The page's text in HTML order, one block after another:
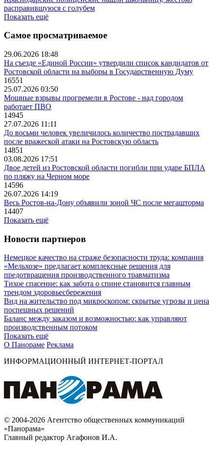
расправившуюся с голубем
Показать ещё
Самое просматриваемое
29.06.2026 18:48
На съезде «Единой России» утвердили список кандидатов от
Ростовской области на выборы в Государственную Думу
16551
25.07.2026 03:50
Мощные взрывы прогремели в Ростове - над городом
работает ПВО
14945
27.07.2026 11:11
До восьми человек увеличилось количество пострадавших
после вражеской атаки на Ростовскую область
14851
03.08.2026 17:51
Двое детей из Ростовской области погибли при ударе БПЛА
по пляжу на Черном море
14596
26.07.2026 14:19
Весь Ростов-на-Дону объявили зоной ЧС после мегашторма
14407
Показать ещё
Новости партнеров
Немецкое качество на страже безопасности труда: компания
«Мельхозе» предлагает комплексные решения для
предотвращения производственного травматизма
Тихое спасение: как забота о спине становится главным
трендом здоровьесбережения
Вид на жительство под микроскопом: скрытые угрозы и цена
поспешных решений
Баланс между заказом и возможностью: как управляют
производственным потоком
Показать ещё
О Панораме Реклама
ИНФОРМАЦИОННЫЙ ИНТЕРНЕТ-ПОРТАЛ
© 2004-2026 Агентство общественных коммуникаций
«Панорама»
Главный редактор Агафонов И.А.